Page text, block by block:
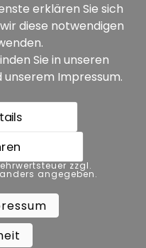
zzgl.
angegeben.
widerrufen
erklären Sie sich
diese notwendigen
Sie in unseren
unserem Impressum.
zzgl.
angegeben.